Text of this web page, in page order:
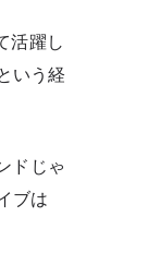
活躍し
いう経
ドじゃ
ブは